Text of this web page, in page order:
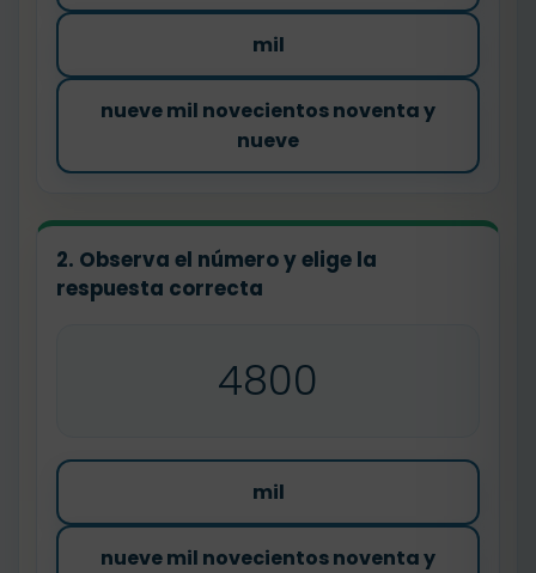
mil
nueve mil novecientos noventa y
nueve
2. Observa el número y elige la
respuesta correcta
4800
mil
nueve mil novecientos noventa y